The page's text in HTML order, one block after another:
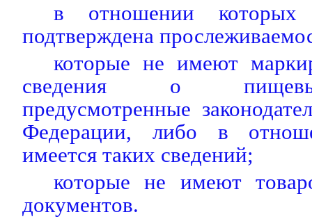
в отношении
подтверждена
которые не имеют
сведения о
предусмотренные
Федерации, либо в
имеется таких сведений;
которые не имеют
документов.